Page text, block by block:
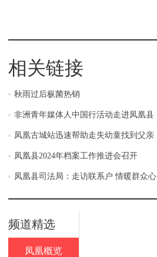
相关链接
秋雨过后枞菌热销
非洲青年媒体人中国行活动走进凤凰县
凤凰古城站迅速帮助走失幼童找到父亲
凤凰县2024年档案工作推进会召开
凤凰县司法局：走访联系户 情暖群众心
频道精选
凤凰概览